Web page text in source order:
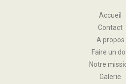
Accueil
Contact
A propos
Faire un
Notre
Galerie